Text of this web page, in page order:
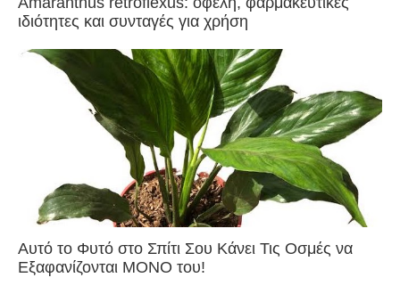
ιδιότητες και συνταγές για χρήση
Αυτό το Φυτό στο Σπίτι Σου Κάνει Τις Οσμές να
Εξαφανίζονται ΜΟΝΟ του!